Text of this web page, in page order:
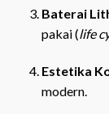
Baterai
pakai (life
Estetika
modern.